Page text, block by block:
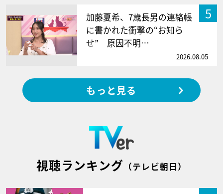
5
加藤夏希、7歳長男の連絡帳
に書かれた衝撃の“お知ら
せ” 原因不明…
2026.08.05
もっと見る
視聴ランキング （テレビ朝日）